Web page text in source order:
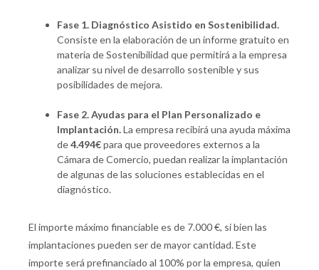
Fase 1. Diagnóstico Asistido en Sostenibilidad.
Consiste en la elaboración de un informe gratuito en
materia de Sostenibilidad que permitirá a la empresa
analizar su nivel de desarrollo sostenible y sus
posibilidades de mejora.
Fase 2. Ayudas para el Plan Personalizado e
Implantación.La empresa recibirá una ayuda máxima
de4.494€para que proveedores externos a la
Cámara de Comercio, puedan realizar la implantación
de algunas de las soluciones establecidas en el
diagnóstico.
El importe máximo financiable es de 7.000 €, si bien las
implantaciones pueden ser de mayor cantidad. Este
importe será prefinanciado al 100% por la empresa, quien